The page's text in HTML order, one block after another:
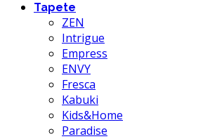
Tapete
ZEN
Intrigue
Empress
ENVY
Fresca
Kabuki
Kids&Home
Paradise